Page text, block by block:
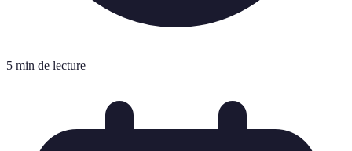
5 min de lecture